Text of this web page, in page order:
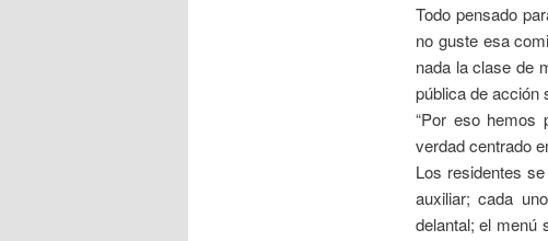
Todo pensado
no guste esa
nada la clase de
pública de acción
“Por eso hemos
verdad centrado
Los residentes
auxiliar; cada
delantal; el menú